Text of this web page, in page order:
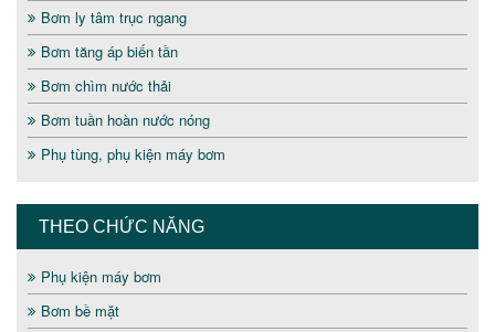
Bơm ly tâm trục ngang
Bơm tăng áp biến tần
Bơm chìm nước thải
Bơm tuần hoàn nước nóng
Phụ tùng, phụ kiện máy bơm
THEO CHỨC NĂNG
Phụ kiện máy bơm
Bơm bề mặt